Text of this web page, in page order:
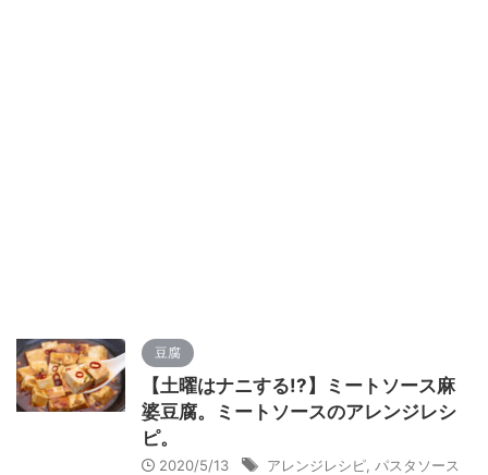
豆腐
【土曜はナニする!?】ミートソース麻
婆豆腐。ミートソースのアレンジレシ
ピ。
2020/5/13 アレンジレシピ パスタソース